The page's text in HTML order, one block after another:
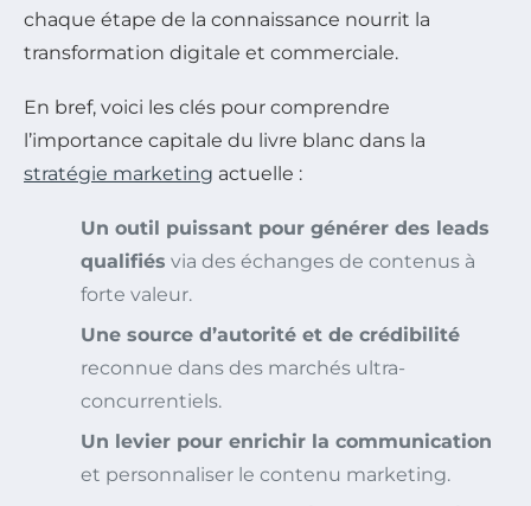
chaque étape de la connaissance nourrit la
transformation digitale et commerciale.
En bref, voici les clés pour comprendre
l’importance capitale du livre blanc dans la
stratégie marketing actuelle :
Un outil puissant pour générer des leads
qualifiés via des échanges de contenus à
forte valeur.
Une source d’autorité et de crédibilité
reconnue dans des marchés ultra-
concurrentiels.
Un levier pour enrichir la communication
et personnaliser le contenu marketing.